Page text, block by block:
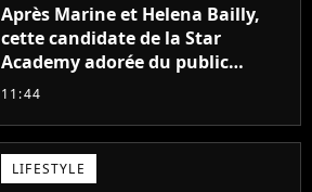
Après Marine et Helena Bailly,
cette candidate de la Star
Academy adorée du public
annonce son premier album,
11:44
LIFESTYLE